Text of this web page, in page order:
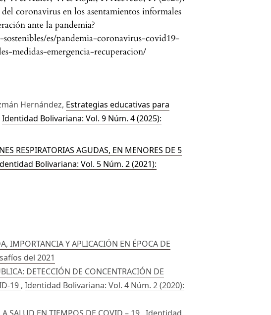
coronavirus en los asentamientos informales
ante la pandemia?
es/pandemia-coronavirus-covid19-
medidas-emergencia-recuperacion/
Hernández, Estrategias educativas para
Identidad Bolivariana: Vol. 9 Núm. 4 (2025):
RESPIRATORIAS AGUDAS, EN MENORES DE 5
Bolivariana: Vol. 5 Núm. 2 (2021):
IMPORTANCIA Y APLICACIÓN EN ÉPOCA DE
del 2021
DETECCIÓN DE CONCENTRACIÓN DE
19 ,Identidad Bolivariana: Vol. 4 Núm. 2 (2020):